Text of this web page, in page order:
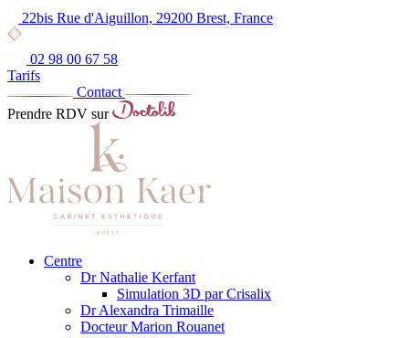
22bis Rue d'Aiguillon, 29200 Brest, France
02 98 00 67 58
Tarifs
Contact
Prendre RDV sur
Centre
Dr Nathalie Kerfant
Simulation 3D par Crisalix
Dr Alexandra Trimaille
Docteur Marion Rouanet